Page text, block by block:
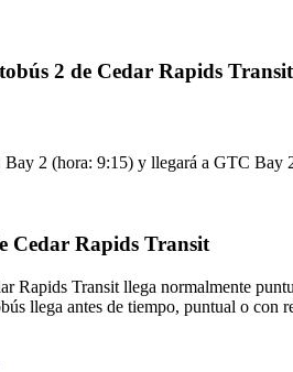
2 de Cedar Rapids Transit
2 (hora: 9:15) y llegará a GTC Bay
Cedar Rapids Transit
Rapids Transit llega normalmente
llega antes de tiempo, puntual o con